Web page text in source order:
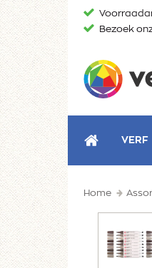
naar
Bezoek
HOME
VERF
Home